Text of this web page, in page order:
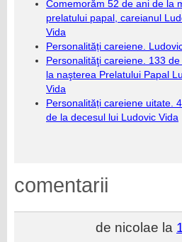
Comemorăm 52 de ani de la
prelatului papal, careianul
Vida
Personalități careiene.
Personalităţi careiene. 133
la naşterea Prelatului Papal
Vida
Personalități careiene uitate.
de la decesul lui Ludovic Vida
comentarii
de nicolae la